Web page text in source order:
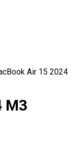
Air 15 2024
M3